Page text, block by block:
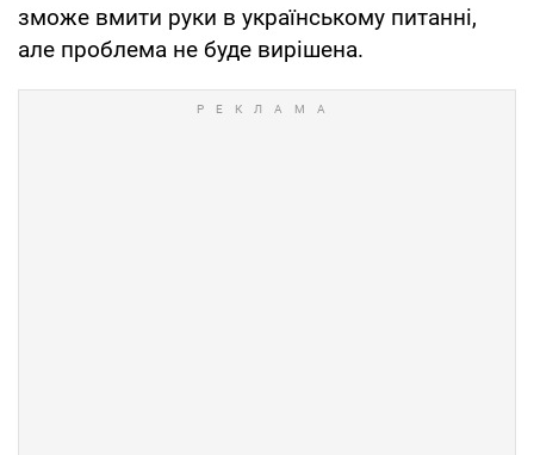
зможе вмити руки в українському питанні,
але проблема не буде вирішена.